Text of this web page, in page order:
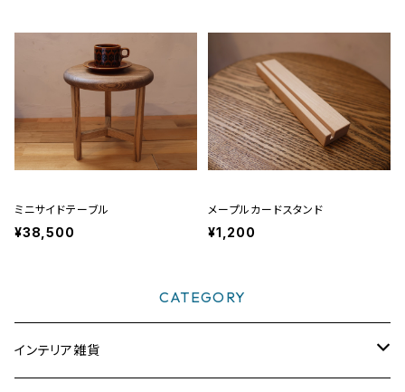
ミニサイドテーブル
¥38,500
メープルカードスタンド
¥1,200
CATEGORY
インテリア雑貨